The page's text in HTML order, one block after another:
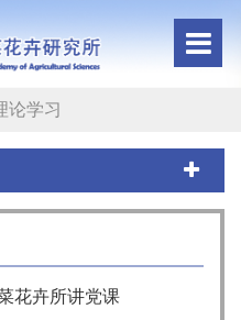
论学习
花卉所讲党课